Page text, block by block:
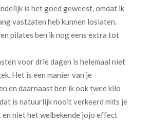
is het goed geweest, omdat ik
vastzaten heb kunnen loslaten.
pilates ben ik nog eens extra tot
voor drie dagen is helemaal niet
Het is een manier van je
en daarnaast ben ik ook twee kilo
is natuurlijk nooit verkeerd mits je
niet het welbekende jojo effect